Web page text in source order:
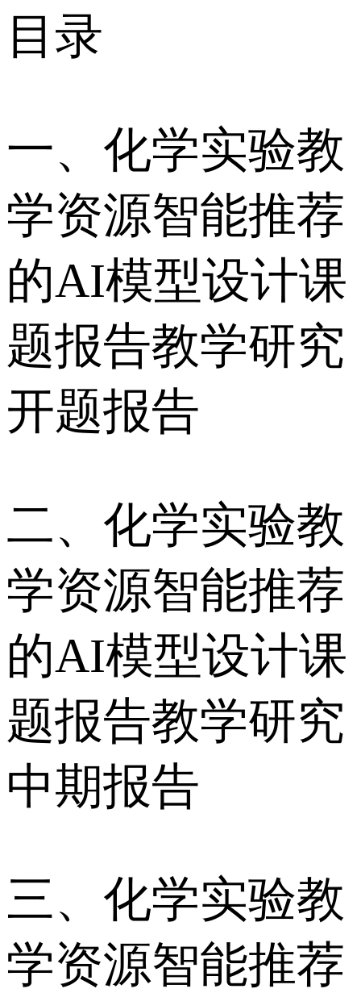
目录
一、化学实验教
学资源智能推荐
的AI模型设计课
题报告教学研究
开题报告
二、化学实验教
学资源智能推荐
的AI模型设计课
题报告教学研究
中期报告
三、化学实验教
学资源智能推荐